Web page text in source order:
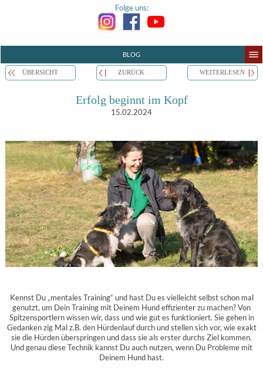
Folge uns:
BLOG
ÜBERSICHT ZURÜCK WEITERLESEN
Erfolg beginnt im Kopf
15.02.2024
Kennst Du „mentales Training“ und hast Du es vielleicht selbst schon mal
genutzt, um Dein Training mit Deinem Hund effizienter zu machen? Von
Spitzensportlern wissen wir, dass und wie gut es funktioniert. Sie gehen in
Gedanken zig Mal z.B. den Hürdenlauf durch und stellen sich vor, wie exakt
sie die Hürden überspringen und dass sie als erster durchs Ziel kommen.
Und genau diese Technik kannst Du auch nutzen, wenn Du Probleme mit
Deinem Hund hast.